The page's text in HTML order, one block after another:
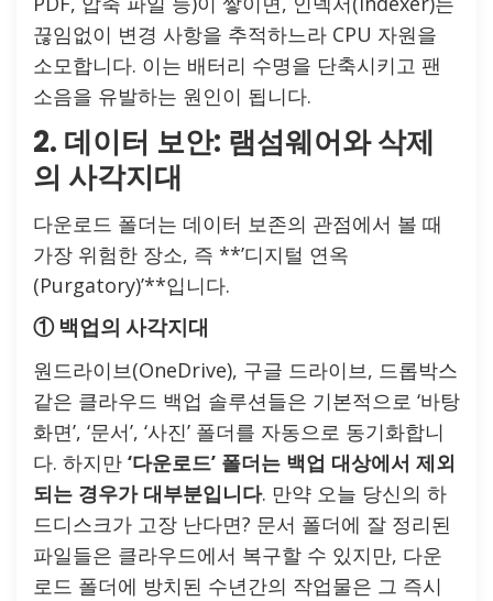
끊임없이 변경 사항을 추적하느라 CPU 자원을
소모합니다. 이는 배터리 수명을 단축시키고 팬
소음을 유발하는 원인이 됩니다.
2. 데이터 보안: 램섬웨어와 삭제
의 사각지대
다운로드 폴더는 데이터 보존의 관점에서 볼 때
가장 위험한 장소, 즉 **’디지털 연옥
(Purgatory)’**입니다.
① 백업의 사각지대
원드라이브(OneDrive), 구글 드라이브, 드롭박스
같은 클라우드 백업 솔루션들은 기본적으로 ‘바탕
화면’, ‘문서’, ‘사진’ 폴더를 자동으로 동기화합니
다. 하지만 ‘다운로드’ 폴더는 백업 대상에서 제외
되는 경우가 대부분입니다. 만약 오늘 당신의 하
드디스크가 고장 난다면? 문서 폴더에 잘 정리된
파일들은 클라우드에서 복구할 수 있지만, 다운
로드 폴더에 방치된 수년간의 작업물은 그 즉시